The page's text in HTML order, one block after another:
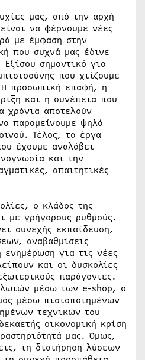
μας, από την αρχή
να φέρνουμε νέες
με έμφαση στην
που συχνά μας έδινε
σημαντικό για
που χτίζουμε
προσωπική επαφή, η
και η συνέπεια που
χρόνια αποτελούν
παραμείνουμε ψηλά
Τέλος, τα έργα
έχουμε αναλάβει
και την
απαιτητικές
ο κλάδος της
με γρήγορους ρυθμούς.
συνεχής εκπαίδευση,
αναβαθμίσεις
ενημέρωση για τις νέες
και οι δυσκολίες
παράγοντες.
μέσω των e-shop, ο
μέσω πιστοποιημένων
τεχνικών του
οικονομική κρίση
μας. Όμως,
τη διατήρηση λύσεων